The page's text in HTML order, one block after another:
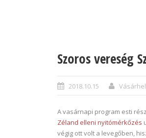
Szoros vereség
2018.10.15
A vasárnapi program esti
Zéland elleni nyitómérkőzés
végig ott volt a levegőben,